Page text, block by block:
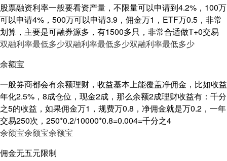
股票融资利率一般要看资产量，不限量可以申请到4.2%，100万
可以申请4%，500万可以申请3.9，佣金万1，ETF万0.5，非常
划算，主要是可融券源多，有1500多只，非常合适做T+0交易
双融利率最低多少双融利率最低多少双融利率最低多少
余额宝
一般券商都会有余额理财，收益基本上能覆盖净佣金，比如收益
年化2.5%，8成仓位，现金2成，那么余额2成理财收益有：千分
之5的收益，如果佣金万1，规费万0.8，净佣金就是万0.2，一年
交易250次，250*0.2/10000*0.8=0.004=千分之4
余额宝余额宝余额宝
佣金无五元限制